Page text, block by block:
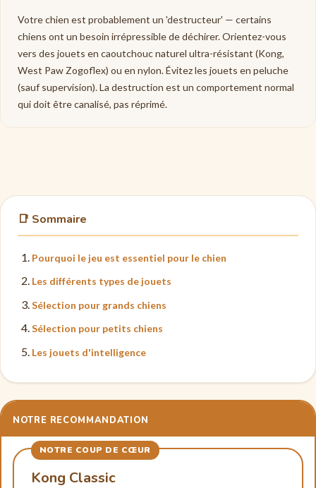
Votre chien est probablement un 'destructeur' — certains
chiens ont un besoin irrépressible de déchirer. Orientez-vous
vers des jouets en caoutchouc naturel ultra-résistant (Kong,
West Paw Zogoflex) ou en nylon. Évitez les jouets en peluche
(sauf supervision). La destruction est un comportement normal
qui doit être canalisé, pas réprimé.
📑 Sommaire
Pourquoi le jeu est essentiel pour le chien
Les différents types de jouets
Sélection pour grands chiens
Sélection pour petits chiens
Les jouets d'intelligence
NOTRE RECOMMANDATION
NOTRE COUP DE CŒUR
Kong Classic